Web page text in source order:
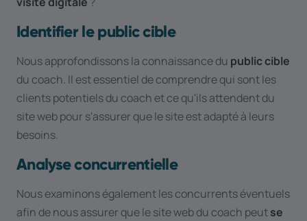
Identifier le public cible
Nous approfondissons la connaissance du public cible
du coach. Il est essentiel de comprendre qui sont les
clients potentiels du coach et ce qu'ils attendent du
site web pour s'assurer que le site est adapté à leurs
besoins.
Analyse concurrentielle
Nous examinons également les concurrents éventuels
afin de nous assurer que le site web du coach peutse